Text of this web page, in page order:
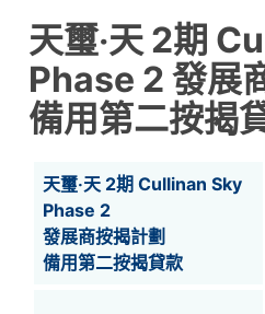
天璽‧天 2期
Phase 2 發展
備用第二按揭
天璽‧天 2期 Cullinan Sky
Phase 2
發展商按揭計劃
備用第二按揭貸款